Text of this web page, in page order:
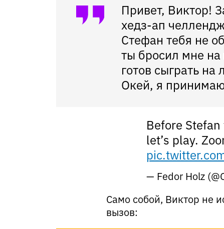
Привет, Виктор!
хедз-ап
Стефан тебя не
ты бросил мне на
готов сыграть
Окей, я
Before
let’s play.
— Fedor Holz
Само собой, Виктор не
вызов: